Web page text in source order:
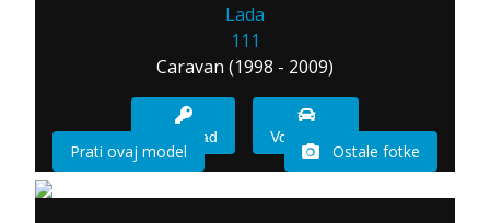
Lada
111
Caravan (1998 - 2009)
Imam sad Vozio sam
Prati ovaj model Ostale fotke